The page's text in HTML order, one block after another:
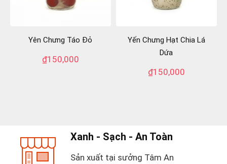
Yên Chưng Táo Đỏ
₫150,000
Yến Chưng Hạt Chia Lá
Dứa
₫150,000
Xanh - Sạch - An Toàn
Sản xuất tại sưởng Tâm An